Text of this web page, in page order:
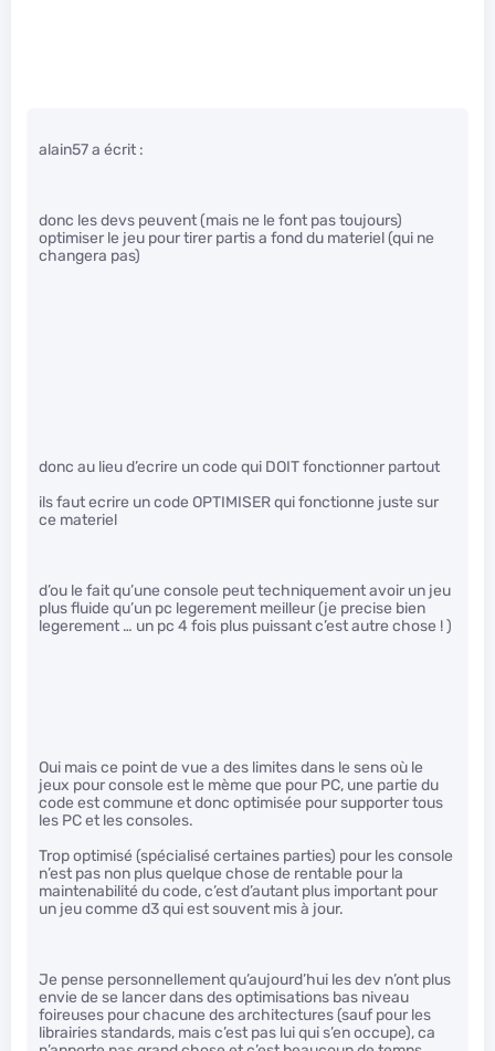
alain57 a écrit :
donc les devs peuvent (mais ne le font pas toujours)
optimiser le jeu pour tirer partis a fond du materiel (qui ne
changera pas)
donc au lieu d’ecrire un code qui DOIT fonctionner partout
ils faut ecrire un code OPTIMISER qui fonctionne juste sur
ce materiel
d’ou le fait qu’une console peut techniquement avoir un jeu
plus fluide qu’un pc legerement meilleur (je precise bien
legerement … un pc 4 fois plus puissant c’est autre chose ! )
Oui mais ce point de vue a des limites dans le sens où le
jeux pour console est le mème que pour PC, une partie du
code est commune et donc optimisée pour supporter tous
les PC et les consoles.
Trop optimisé (spécialisé certaines parties) pour les console
n’est pas non plus quelque chose de rentable pour la
maintenabilité du code, c’est d’autant plus important pour
un jeu comme d3 qui est souvent mis à jour.
Je pense personnellement qu’aujourd’hui les dev n’ont plus
envie de se lancer dans des optimisations bas niveau
foireuses pour chacune des architectures (sauf pour les
librairies standards, mais c’est pas lui qui s’en occupe), ca